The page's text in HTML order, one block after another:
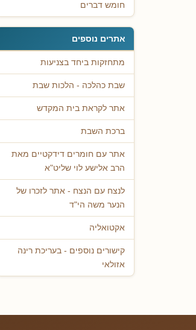
חומש דברים
אתרים נוספים
מתחזקות ביחד בצניעות
שבת כהלכה - הלכות שבת
אתר לקראת בית המקדש
ברכת השבת
אתר עם חומרים דידקטיים מאת
הרב אלישע לוי שליט"א
לנצח עם הנצח - אתר לזכרו של
הנער משה הי"ד
אקטואליה
קישורים נוספים - בעריכת רינה
אזולאי